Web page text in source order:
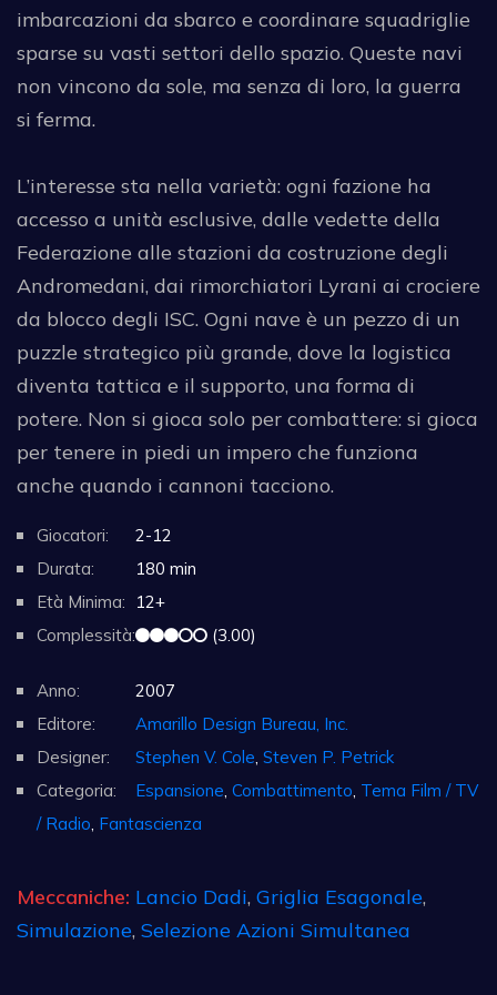
imbarcazioni da sbarco e coordinare squadriglie
sparse su vasti settori dello spazio. Queste navi
non vincono da sole, ma senza di loro, la guerra
si ferma.
L’interesse sta nella varietà: ogni fazione ha
accesso a unità esclusive, dalle vedette della
Federazione alle stazioni da costruzione degli
Andromedani, dai rimorchiatori Lyrani ai crociere
da blocco degli ISC. Ogni nave è un pezzo di un
puzzle strategico più grande, dove la logistica
diventa tattica e il supporto, una forma di
potere. Non si gioca solo per combattere: si gioca
per tenere in piedi un impero che funziona
anche quando i cannoni tacciono.
Giocatori:
2-12
Durata:
180 min
Età Minima:
12+
Complessità:
(3.00)
Anno:
2007
Editore:
Amarillo Design Bureau, Inc.
Designer:
Stephen V. Cole Steven P. Petrick
Categoria:
Espansione Combattimento Tema Film / TV
/ Radio Fantascienza
Meccaniche: Lancio Dadi, Griglia Esagonale,
Simulazione, Selezione Azioni Simultanea